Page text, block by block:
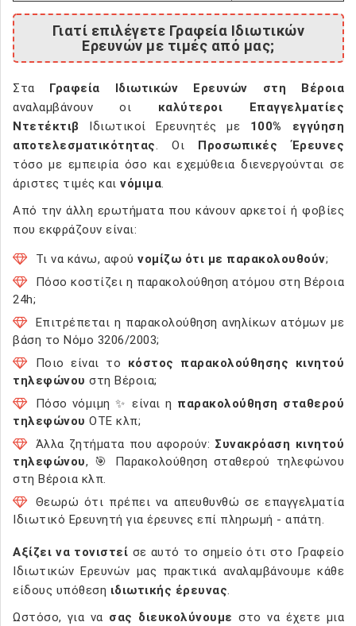
Γιατί επιλέγετε Γραφεία Ιδιωτικών
Ερευνών με τιμές από μας;
Στα Γραφεία Ιδιωτικών Ερευνών στη Βέροια
αναλαμβάνουν οι καλύτεροι Επαγγελματίες
Ντετέκτιβ Ιδιωτικοί Ερευνητές με 100% εγγύηση
αποτελεσματικότητας. Οι Προσωπικές Έρευνες
τόσο με εμπειρία όσο και εχεμύθεια διενεργούνται σε
άριστες τιμές και νόμιμα.
Από την άλλη ερωτήματα που κάνουν αρκετοί ή φοβίες
που εκφράζουν είναι:
Τι να κάνω, αφού νομίζω ότι με παρακολουθούν;
Πόσο κοστίζει η παρακολούθηση ατόμου στη Βέροια
24h;
Επιτρέπεται η παρακολούθηση ανηλίκων ατόμων με
βάση το Νόμο 3206/2003;
Ποιο είναι το κόστος παρακολούθησης κινητού
τηλεφώνου στη Βέροια;
Πόσο νόμιμη ✨ είναι η παρακολούθηση σταθερού
τηλεφώνου ΟΤΕ κλπ;
Άλλα ζητήματα που αφορούν: Συνακρόαση κινητού
τηλεφώνου, 🎯 Παρακολούθηση σταθερού τηλεφώνου
στη Βέροια κλπ.
Θεωρώ ότι πρέπει να απευθυνθώ σε επαγγελματία
Ιδιωτικό Ερευνητή για έρευνες επί πληρωμή - απάτη.
Αξίζει να τονιστεί σε αυτό το σημείο ότι στο Γραφείο
Ιδιωτικών Ερευνών μας πρακτικά αναλαμβάνουμε κάθε
είδους υπόθεση ιδιωτικής έρευνας.
Ωστόσο, για να σας διευκολύνουμε στο να έχετε μια